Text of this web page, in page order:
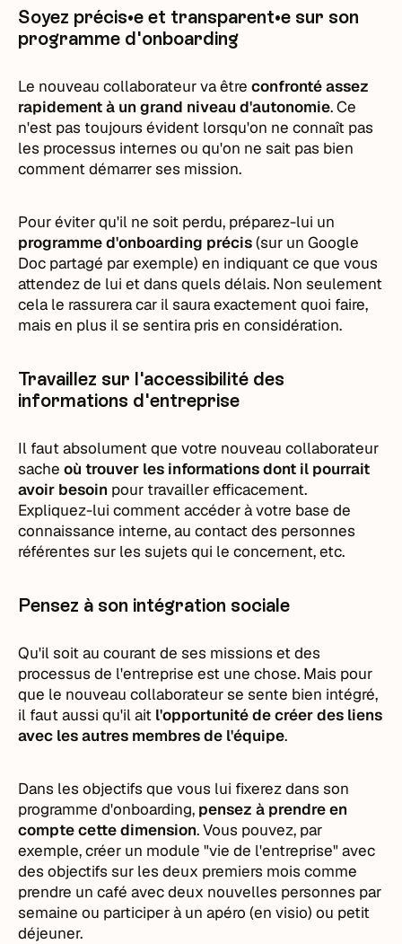
Soyez précis•e et transparent•e sur son
programme d'onboarding
Le nouveau collaborateur va êtreconfronté assez
rapidement à un grand niveau d'autonomie. Ce
n'est pas toujours évident lorsqu'on ne connaît pas
les processus internes ou qu'on ne sait pas bien
comment démarrer ses mission.
Pour éviter qu'il ne soit perdu, préparez-lui un
programme d'onboarding précis(sur un Google
Doc partagé par exemple) en indiquant ce que vous
attendez de lui et dans quels délais. Non seulement
cela le rassurera car il saura exactement quoi faire,
mais en plus il se sentira pris en considération.
Travaillez sur l'accessibilité des
informations d'entreprise
Il faut absolument que votre nouveau collaborateur
sacheoù trouver les informations dont il pourrait
avoir besoin pour travailler efficacement.
Expliquez-lui comment accéder à votre base de
connaissance interne, au contact des personnes
référentes sur les sujets qui le concernent, etc.
Pensez à son intégration sociale
Qu'il soit au courant de ses missions et des
processus de l'entreprise est une chose. Mais pour
que le nouveau collaborateur se sente bien intégré,
il faut aussi qu'il ait l'opportunité de créer des liens
avec les autres membres de l'équipe.
Dans les objectifs que vous lui fixerez dans son
programme d'onboarding, pensez à prendre en
compte cette dimension. Vous pouvez, par
exemple, créer un module "vie de l'entreprise" avec
des objectifs sur les deux premiers mois comme
prendre un café avec deux nouvelles personnes par
semaine ou participer à un apéro (en visio) ou petit
déjeuner.